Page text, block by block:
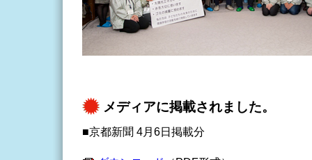
メディアに掲載されました。
■京都新聞 4月6日掲載分